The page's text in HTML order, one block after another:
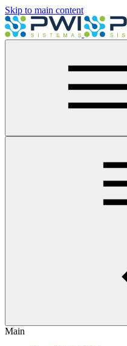
Skip to main content
Main